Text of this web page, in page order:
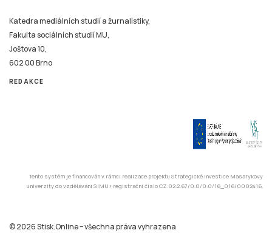
Katedra mediálních studií a žurnalistiky,
Fakulta sociálních studií MU,
Joštova 10,
602 00 Brno
REDAKCE
Tento systém je financován v rámci realizace projektu Strategické investice Masarykovy
univerzity do vzdělávání SIMU+ registrační číslo CZ.02.2.67/0.0/0.0/16_016/0002416.
© 2026 Stisk.Online – všechna práva vyhrazena